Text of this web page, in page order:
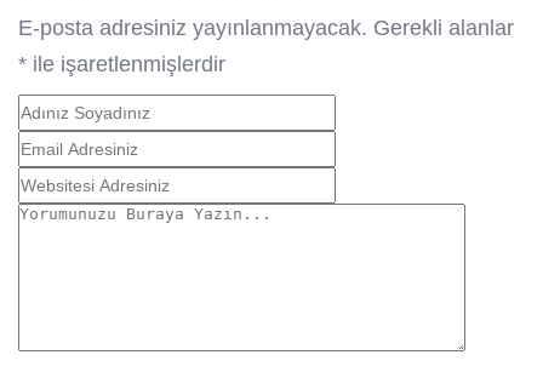
E-posta adresiniz yayınlanmayacak. Gerekli alanlar
* ile işaretlenmişlerdir